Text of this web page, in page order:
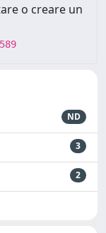
o creare un
ND
3
2